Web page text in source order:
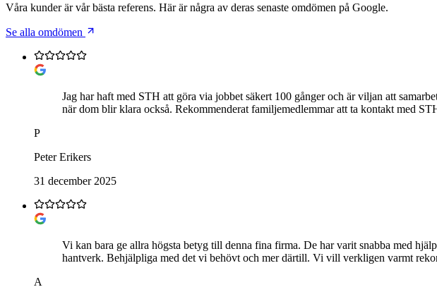
Våra kunder är vår bästa referens. Här är några av deras senaste omdömen på Google.
Se alla omdömen
Jag har haft med STH att göra via jobbet säkert 100 gånger och är viljan att
när dom blir klara också. Rekommenderat familjemedlemmar att ta kontakt med
P
Peter Erikers
31 december 2025
Vi kan bara ge allra högsta betyg till denna fina firma. De har varit snabba med
hantverk. Behjälpliga med det vi behövt och mer därtill. Vi vill verkligen varmt
A